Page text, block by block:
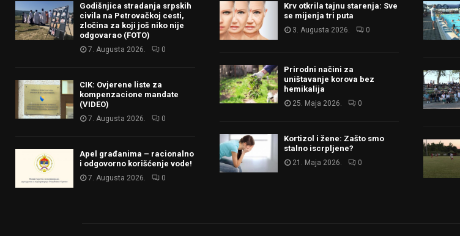
Godišnjica stradanja srpskih
civila na Petrovačkoj cesti,
zločina za koji još niko nije
odgovarao (FOTO)
7. Augusta 2026. 0
CIK: Ovjerene liste za
kompenzacione mandate
(VIDEO)
7. Augusta 2026. 0
Apel građanima – racionalno
i odgovorno korišćenje vode!
7. Augusta 2026. 0
Krv otkrila tajnu starenja: Sve
se mijenja tri puta
3. Augusta 2026. 0
Prirodni načini za
uništavanje korova bez
hemikalija
25. Maja 2026. 0
Kortizol i žene: Zašto smo
stalno iscrpljene?
21. Maja 2026. 0